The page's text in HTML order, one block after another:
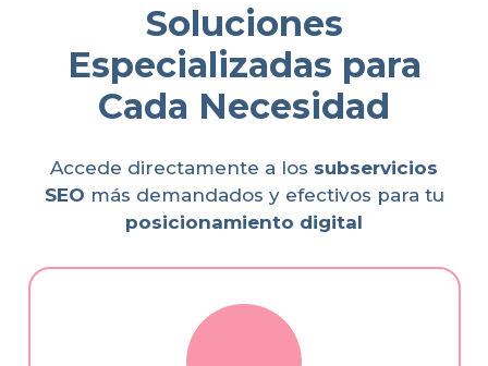
Soluciones
Especializadas para
Cada Necesidad
Accede directamente a los subservicios
SEO más demandados y efectivos para tu
posicionamiento digital